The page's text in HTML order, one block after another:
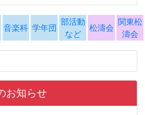
音楽科 学年団
部活動
など
松濤会
関東松
濤会
お知らせ